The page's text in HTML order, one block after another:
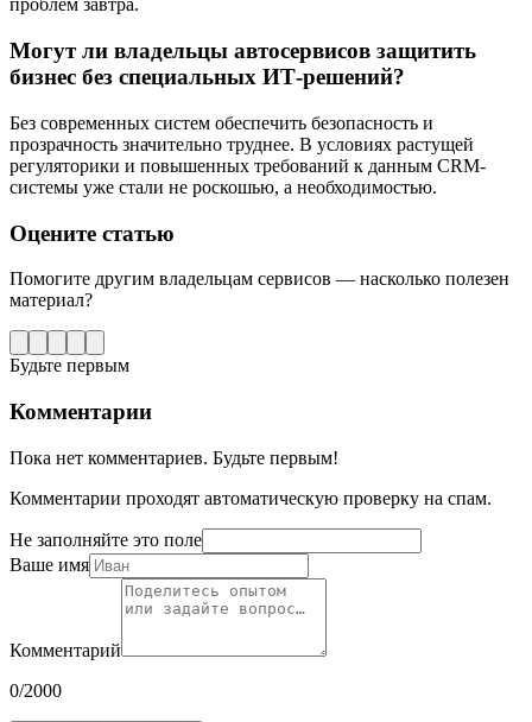
проблем завтра.
Могут ли владельцы автосервисов защитить
бизнес без специальных ИТ-решений?
Без современных систем обеспечить безопасность и
прозрачность значительно труднее. В условиях растущей
регуляторики и повышенных требований к данным CRM-
системы уже стали не роскошью, а необходимостью.
Оцените статью
Помогите другим владельцам сервисов — насколько полезен
материал?
Будьте первым
Комментарии
Пока нет комментариев. Будьте первым!
Комментарии проходят автоматическую проверку на спам.
Не заполняйте это поле
Ваше имя
Комментарий
0/2000